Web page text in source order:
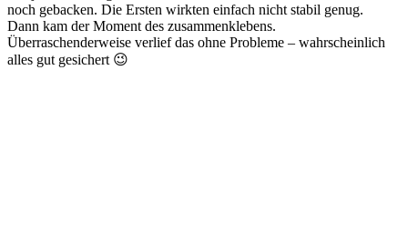
noch gebacken. Die Ersten wirkten einfach nicht stabil genug.
Dann kam der Moment des zusammenklebens.
Überraschenderweise verlief das ohne Probleme – wahrscheinlich
alles gut gesichert 😉